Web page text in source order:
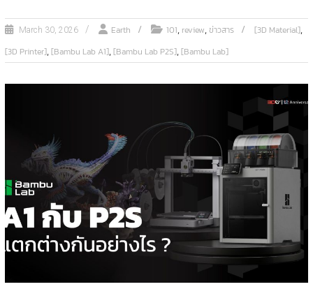
March 30, 2026 Earth 101, review,ข่าวสาร [3D Material],
[3D Printer],[Bambu Lab A1],[Bambu Lab P2S],[Bambu Lab]